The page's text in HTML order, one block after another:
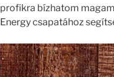
profikra bízhatom
Energy csapatához